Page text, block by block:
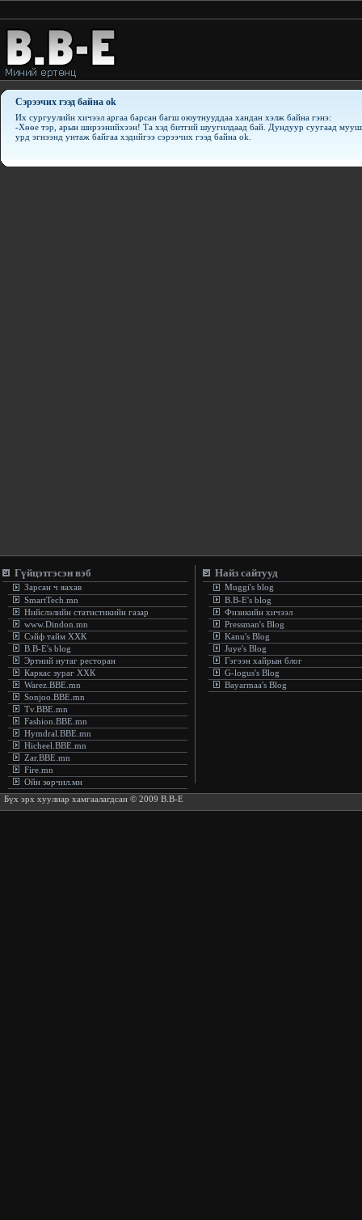
Сэрээчих гээд байна ok
Их сургуулийн хичээл аргаа барсан багш оюутнууддаа хандан хэлж байна гэнэ:
-Хөөе тэр, арын ширээнийхээн! Та хэд битгий шуугилдаад бай. Дундуур суугаад
урд эгнээнд унтаж байгаа хэдийгээ сэрээчих гээд байна ok.
Гүйцэтгэсэн вэб
Зарсан ч яахав
SmartTech.mn
Нийслэлийн статистикийн газар
www.Dindon.mn
Сэйф тайм ХХК
B.B-E's blog
Эртний нутаг ресторан
Каркас зураг ХХК
Warez.BBE.mn
Sonjoo.BBE.mn
Tv.BBE.mn
Fashion.BBE.mn
Hymdral.BBE.mn
Hicheel.BBE.mn
Zar.BBE.mn
Fire.mn
Ойн зөрчил.мн
Найз сайтууд
Muggi's blog
B.B-E's blog
Физикийн хичээл
Pressman's Blog
Kanu's Blog
Juye's Blog
Гэгээн хайрын блог
G-logus's Blog
Bayarmaa's Blog
Бүх эрх хуулиар хамгаалагдсан © 2009 B.B-E